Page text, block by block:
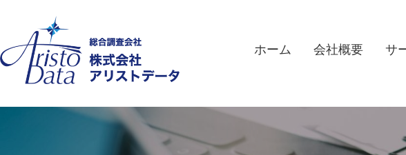
ホーム 会社概要 サ